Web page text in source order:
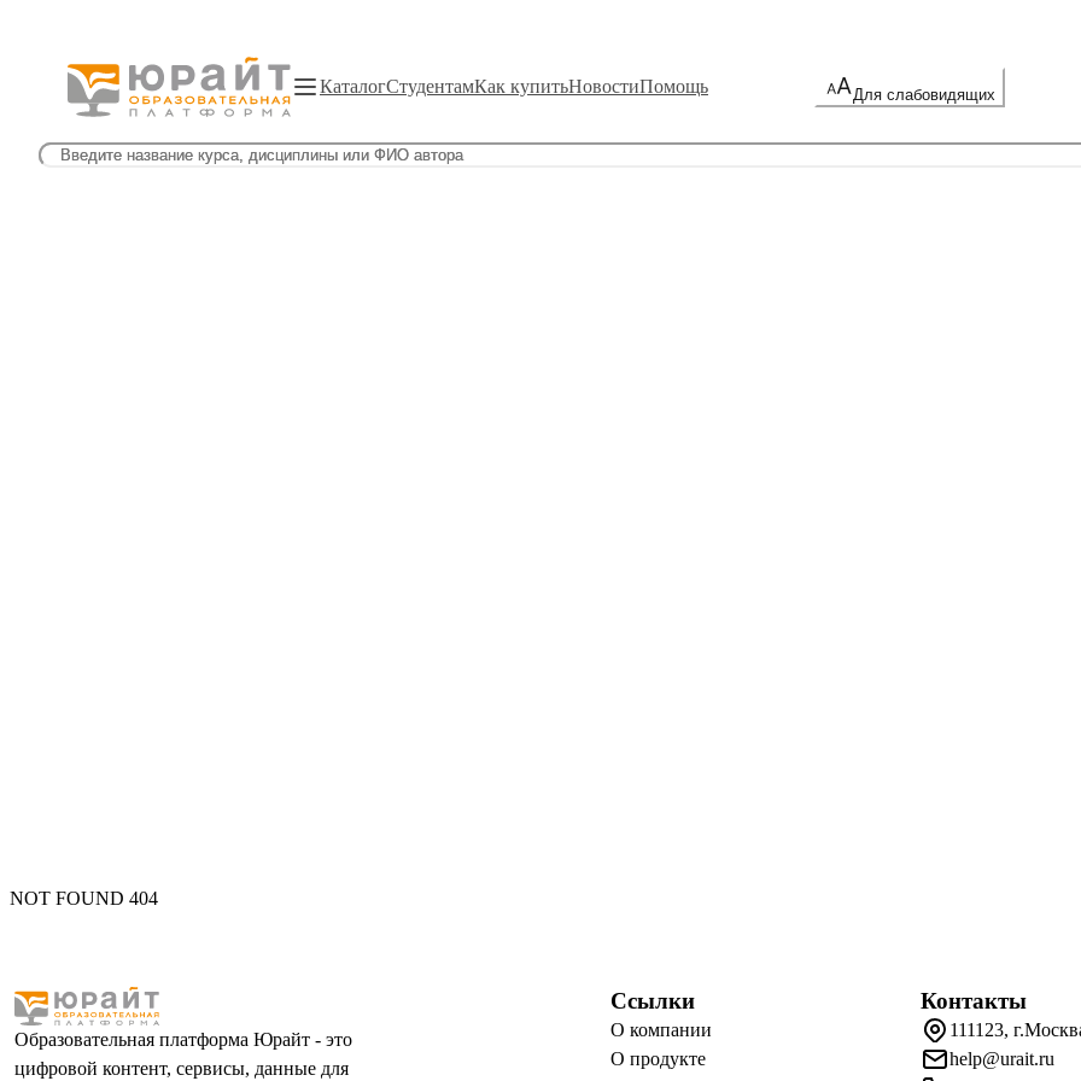
КаталогСтудентамКак купитьНовостиПомощь Для слабовидящих
NOT FOUND 404
Образовательная платформа Юрайт - это
цифровой контент, сервисы, данные для
Ссылки
О компании
О продукте
Контакты
111123,
help@urait.ru